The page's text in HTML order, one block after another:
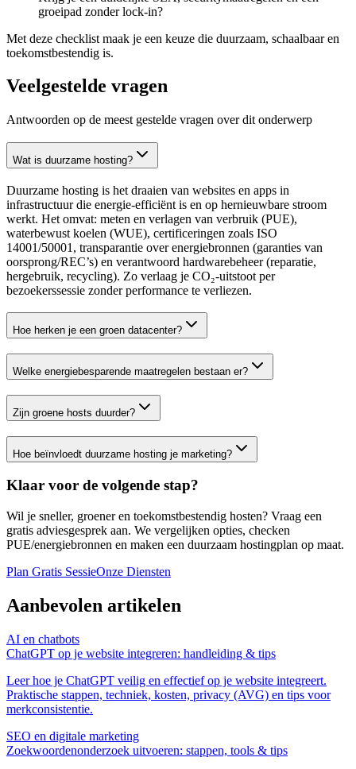
groeipad zonder lock-in?
Met deze checklist maak je een keuze die duurzaam, schaalbaar en
toekomstbestendig is.
Veelgestelde vragen
Antwoorden op de meest gestelde vragen over dit onderwerp
Wat is duurzame hosting?
Duurzame hosting is het draaien van websites en apps in
infrastructuur die energie-efficiënt is en op hernieuwbare stroom
werkt. Het omvat: meten en verlagen van verbruik (PUE),
waterbewust koelen (WUE), certificeringen zoals ISO
14001/50001, transparantie over energiebronnen (garanties van
oorsprong/REC’s) en verantwoord hardwarebeheer (reparatie,
hergebruik, recycling). Zo verlaag je CO₂-uitstoot per
bezoekerssessie zonder performance te verliezen.
Hoe herken je een groen datacenter?
Welke energiebesparende maatregelen bestaan er?
Zijn groene hosts duurder?
Hoe beïnvloedt duurzame hosting je marketing?
Klaar voor de volgende stap?
Wil je sneller, groener en toekomstbestendig hosten? Vraag een
gratis adviesgesprek aan. We vergelijken opties, checken
PUE/energiebronnen en maken een duurzaam hostingplan op maat.
Plan Gratis SessieOnze Diensten
Aanbevolen artikelen
AI en chatbots
ChatGPT op je website integreren: handleiding & tips
Leer hoe je ChatGPT veilig en effectief op je website integreert.
Praktische stappen, techniek, kosten, privacy (AVG) en tips voor
merkconsistentie.
SEO en digitale marketing
Zoekwoordenonderzoek uitvoeren: stappen, tools & tips